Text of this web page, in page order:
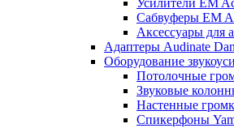
Усилители EM
Сабвуферы EM
Аксессуары для
Адаптеры Audinate
Оборудование
Потолочные
Звуковые
Настенные
Спикерфоны